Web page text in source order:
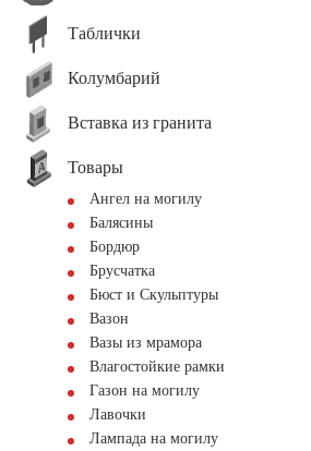
Таблички
Колумбарий
Вставка из гранита
Товары
Ангел на могилу
Балясины
Бордюр
Брусчатка
Бюст и Скульптуры
Вазон
Вазы из мрамора
Влагостойкие рамки
Газон на могилу
Лавочки
Лампада на могилу